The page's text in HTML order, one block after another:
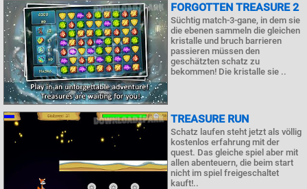
FORGOTTEN TREASURE 2
Süchtig match-3-gane, in dem sie
die ebenen sammeln die gleichen
kristalle und bruch barrieren
passieren müssen den
geschätzten schatz zu
bekommen! Die kristalle sie ..
TREASURE RUN
Schatz laufen steht jetzt als völlig
kostenlos erfahrung mit der
quest. Das gleiche spiel aber mit
allen abenteuern, die beim start
nicht im spiel freigeschaltet
kauft!..